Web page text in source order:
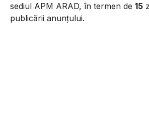
sediul APM ARAD, în termen de 15
publicării anunţului.